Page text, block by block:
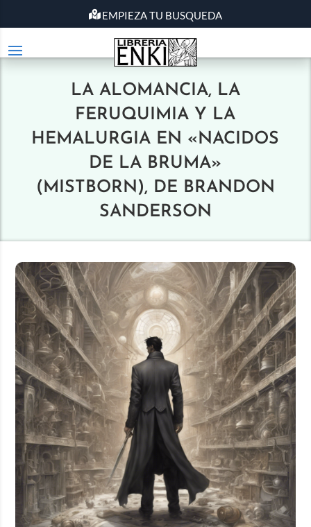
EMPIEZA TU BUSQUEDA
LA ALOMANCIA, LA
FERUQUIMIA Y LA
HEMALURGIA EN «NACIDOS
DE LA BRUMA»
(MISTBORN), DE BRANDON
SANDERSON